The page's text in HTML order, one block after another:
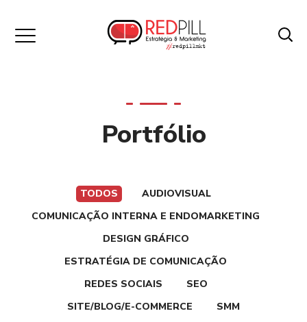
Portfólio
TODOS
AUDIOVISUAL
COMUNICAÇÃO INTERNA E ENDOMARKETING
DESIGN GRÁFICO
ESTRATÉGIA DE COMUNICAÇÃO
REDES SOCIAIS
SEO
SITE/BLOG/E-COMMERCE
SMM